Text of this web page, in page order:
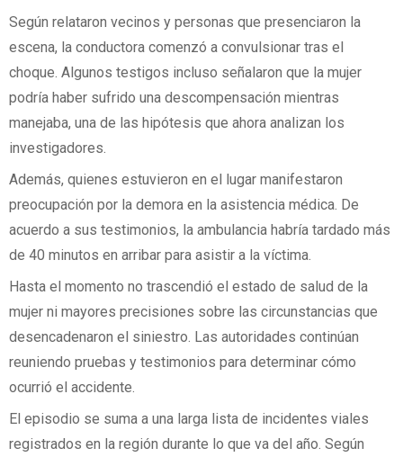
Según relataron vecinos y personas que presenciaron la
escena, la conductora comenzó a convulsionar tras el
choque. Algunos testigos incluso señalaron que la mujer
podría haber sufrido una descompensación mientras
manejaba, una de las hipótesis que ahora analizan los
investigadores.
Además, quienes estuvieron en el lugar manifestaron
preocupación por la demora en la asistencia médica. De
acuerdo a sus testimonios, la ambulancia habría tardado más
de 40 minutos en arribar para asistir a la víctima.
Hasta el momento no trascendió el estado de salud de la
mujer ni mayores precisiones sobre las circunstancias que
desencadenaron el siniestro. Las autoridades continúan
reuniendo pruebas y testimonios para determinar cómo
ocurrió el accidente.
El episodio se suma a una larga lista de incidentes viales
registrados en la región durante lo que va del año. Según